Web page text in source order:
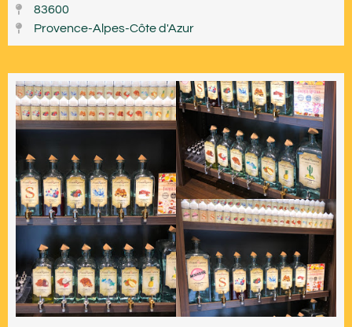
83600
Provence-Alpes-Côte d'Azur